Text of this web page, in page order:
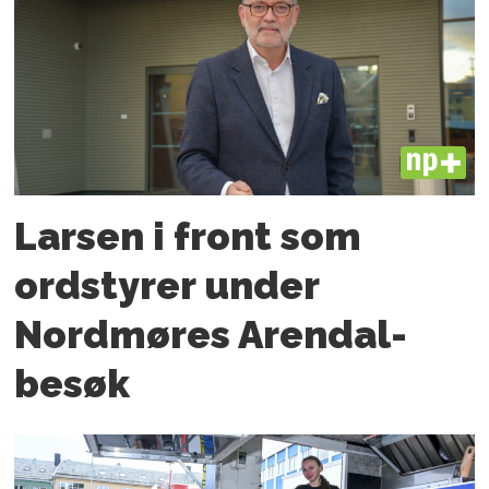
PLUS
Larsen i front som
ordstyrer under
Nordmøres Arendal-
besøk